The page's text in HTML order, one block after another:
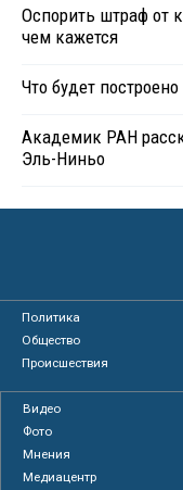
Оспорить штраф от
чем кажется
Что будет
Академик РАН
Эль-Ниньо
Политика
Общество
Происшествия
Видео
Фото
Мнения
Медиацентр